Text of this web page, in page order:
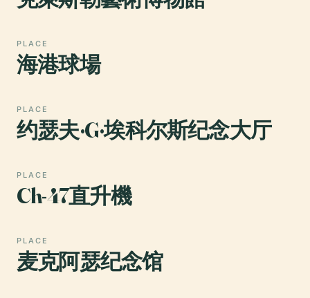
PLACE
海港球場
PLACE
约瑟夫·G·埃科尔斯纪念大厅
PLACE
Ch-47直升機
PLACE
麦克阿瑟纪念馆